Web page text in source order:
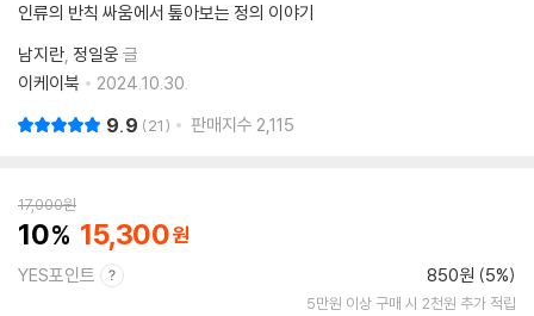
인류의 반칙 싸움에서 톺아보는 정의 이야기
남지란 정일웅 글
이케이북
2024.10.30.
9.9 21 판매지수 2,115
17,000원
10 15,300
YES포인트 850원 (5%)
5만원 이상 구매 시 2천원 추가 적립